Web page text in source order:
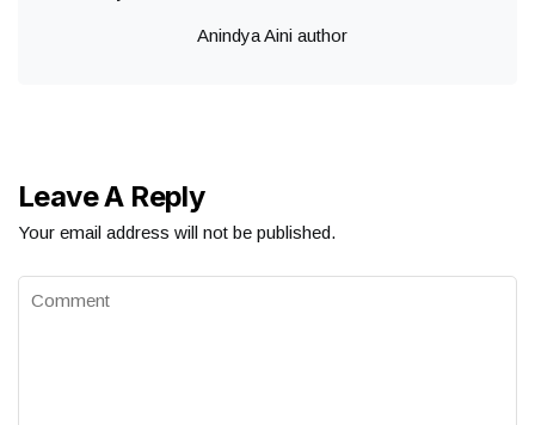
Anindya Aini author
Leave A Reply
Your email address will not be published.